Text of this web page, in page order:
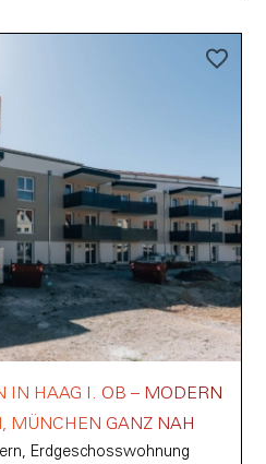
IN HAAG I. OB – MODERN
MÜNCHEN GANZ NAH
Erdgeschosswohnung